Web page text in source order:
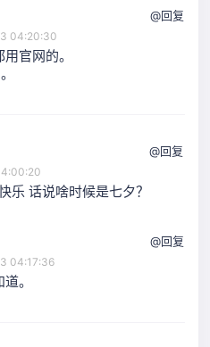
04:20:30
官网的。
@回复
乐 话说啥时候是七夕？
@回复
04:17:36
。
@回复